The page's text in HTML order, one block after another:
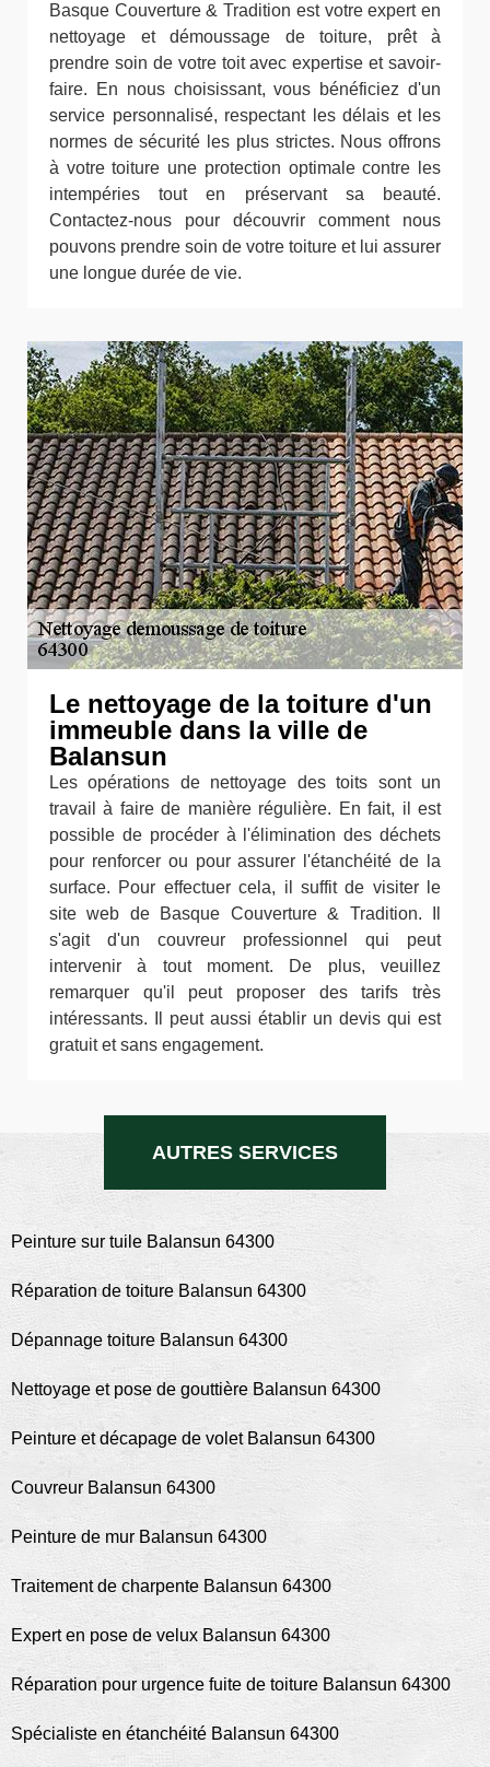
Basque Couverture & Tradition est votre expert en
nettoyage et démoussage de toiture, prêt à
prendre soin de votre toit avec expertise et savoir-
faire. En nous choisissant, vous bénéficiez d'un
service personnalisé, respectant les délais et les
normes de sécurité les plus strictes. Nous offrons
à votre toiture une protection optimale contre les
intempéries tout en préservant sa beauté.
Contactez-nous pour découvrir comment nous
pouvons prendre soin de votre toiture et lui assurer
une longue durée de vie.
Le nettoyage de la toiture d'un
immeuble dans la ville de
Balansun
Les opérations de nettoyage des toits sont un
travail à faire de manière régulière. En fait, il est
possible de procéder à l'élimination des déchets
pour renforcer ou pour assurer l'étanchéité de la
surface. Pour effectuer cela, il suffit de visiter le
site web de Basque Couverture & Tradition. Il
s'agit d'un couvreur professionnel qui peut
intervenir à tout moment. De plus, veuillez
remarquer qu'il peut proposer des tarifs très
intéressants. Il peut aussi établir un devis qui est
gratuit et sans engagement.
AUTRES SERVICES
Peinture sur tuile Balansun 64300
Réparation de toiture Balansun 64300
Dépannage toiture Balansun 64300
Nettoyage et pose de gouttière Balansun 64300
Peinture et décapage de volet Balansun 64300
Couvreur Balansun 64300
Peinture de mur Balansun 64300
Traitement de charpente Balansun 64300
Expert en pose de velux Balansun 64300
Réparation pour urgence fuite de toiture Balansun 64300
Spécialiste en étanchéité Balansun 64300